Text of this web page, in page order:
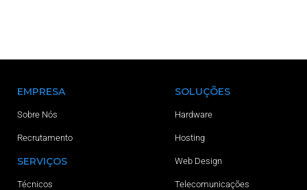
EMPRESA
Sobre Nós
Recrutamento
SERVIÇOS
Técnicos
SOLUÇÕES
Hardware
Hosting
Web Design
Telecomunicações